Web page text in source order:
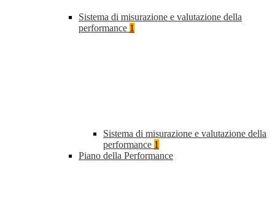
Sistema di misurazione e valutazione della
performance 1
Sistema di misurazione e valutazione della
performance 1
Piano della Performance